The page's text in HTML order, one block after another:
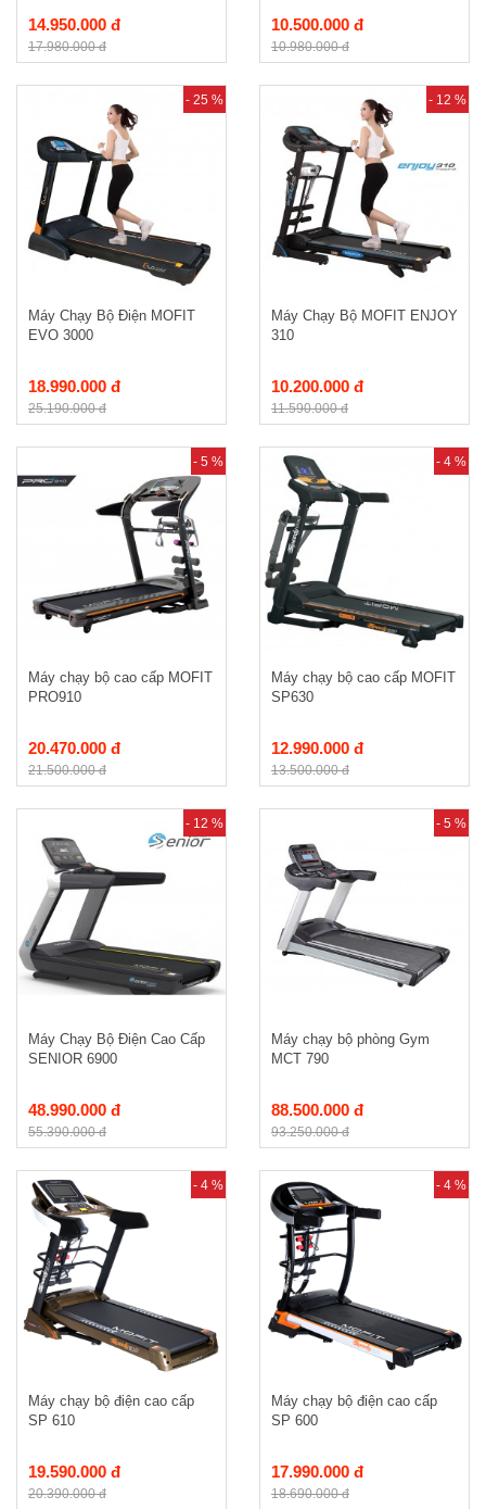
14.950.000 đ
17.980.000 đ
10.500.000 đ
10.980.000 đ
- 25 %
Máy Chạy Bộ Điện MOFIT
EVO 3000
18.990.000 đ
25.190.000 đ
- 12 %
Máy Chạy Bộ MOFIT ENJOY
310
10.200.000 đ
11.590.000 đ
- 5 %
Máy chạy bộ cao cấp MOFIT
PRO910
20.470.000 đ
21.500.000 đ
- 4 %
Máy chạy bộ cao cấp MOFIT
SP630
12.990.000 đ
13.500.000 đ
- 12 %
Máy Chạy Bộ Điện Cao Cấp
SENIOR 6900
48.990.000 đ
55.390.000 đ
- 5 %
Máy chạy bộ phòng Gym
MCT 790
88.500.000 đ
93.250.000 đ
- 4 %
Máy chạy bộ điện cao cấp
SP 610
19.590.000 đ
20.390.000 đ
- 4 %
Máy chạy bộ điện cao cấp
SP 600
17.990.000 đ
18.690.000 đ